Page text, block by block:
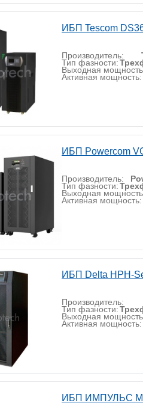
ИБП Tescom
Производитель:
Тип фазности:
Выходная
Активная мощность:
ИБП Powercom
Производитель:
Тип фазности:
Выходная
Активная мощность:
ИБП Delta HPH-
Производитель:
Тип фазности:
Выходная
Активная мощность:
ИБП ИМПУЛЬС